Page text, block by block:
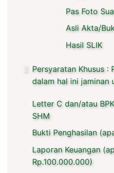
Pas Foto
Asli Akta/
Hasil SLIK
Persyaratan Khusus :
dalam hal ini jaminan
Letter C dan/atau
SHM
Bukti Penghasilan
Laporan Keuangan
Rp.100.000.000)